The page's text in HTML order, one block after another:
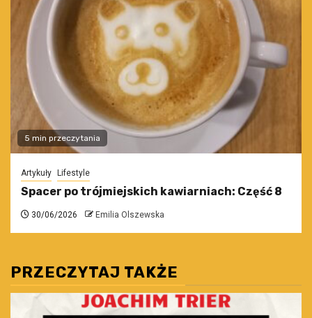
5 min przeczytania
Artykuły Lifestyle
Spacer po trójmiejskich kawiarniach: Część 8
30/06/2026 Emilia Olszewska
PRZECZYTAJ TAKŻE